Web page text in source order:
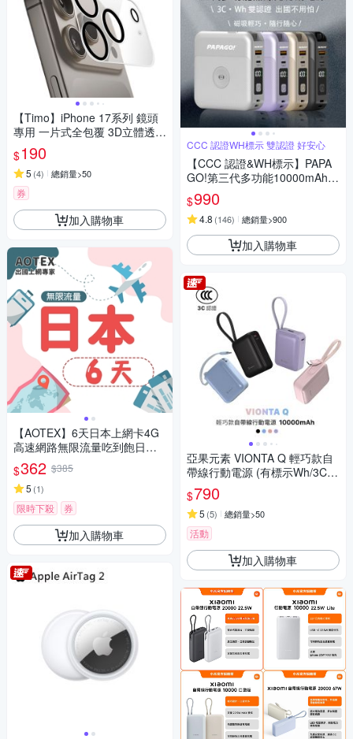
【Timo】iPhone 17系列 鏡頭
專用 一片式全包覆 3D立體透明
高硬度抗刮保護貼
$190
5 (4) 總銷量>50
券
加入購物車
【AOTEX】6天日本上網卡4G
高速網路無限流量吃到飽日本S
IM卡日本手機上網
$362 $385
5 (1)
限時下殺 券
加入購物車
CCC 認證WH標示 雙認證 好安心
【CCC 認證&WH標示】PAPA
GO!第三代多功能10000mAh可
分離式充電線行動電源BS-WL7
20-快
$990
4.8 (146) 總銷量>900
加入購物車
亞果元素 VIONTA Q 輕巧款自
帶線行動電源 (有標示Wh/3C認
證/可上飛機)
$790
5 (5) 總銷量>50
活動
加入購物車